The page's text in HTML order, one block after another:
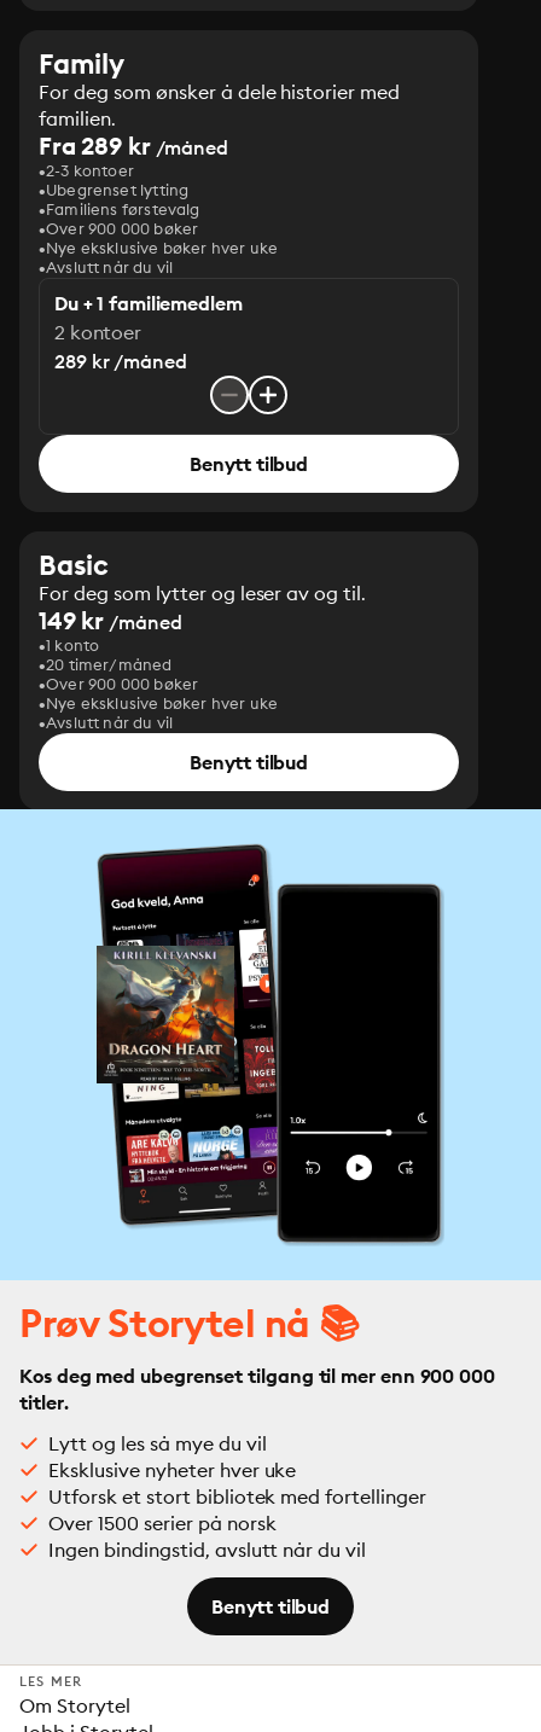
Family
For deg som ønsker å dele historier med
familien.
Fra 289 kr/måned
2-3 kontoer
Ubegrenset lytting
Familiens førstevalg
Over 900 000 bøker
Nye eksklusive bøker hver uke
Avslutt når du vil
Du + 1 familiemedlem
2 kontoer
289 kr /måned
Benytt tilbud
Basic
For deg som lytter og leser av og til.
149 kr /måned
1 konto
20 timer/måned
Over 900 000 bøker
Nye eksklusive bøker hver uke
Avslutt når du vil
Benytt tilbud
Prøv Storytel nå 📚
Kos deg med ubegrenset tilgang til mer enn 900 000
titler.
Lytt og les så mye du vil
Eksklusive nyheter hver uke
Utforsk et stort bibliotek med fortellinger
Over 1500 serier på norsk
Ingen bindingstid, avslutt når du vil
Benytt tilbud
LES MER
Om Storytel